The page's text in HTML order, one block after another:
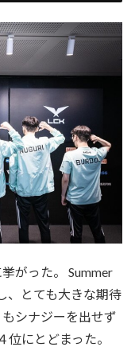
がった。 Summer
、とても大きな期待
シナジーを出せず
にとどまった。